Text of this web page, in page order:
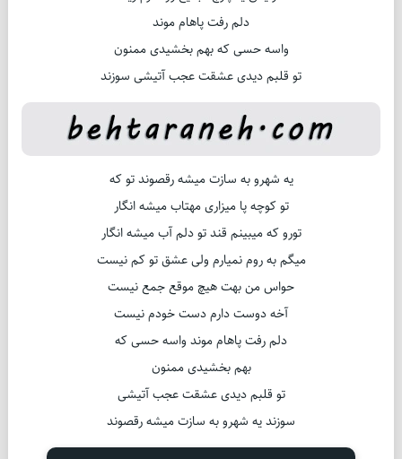
دلم رفت پاهام موند
واسه حسی که بهم بخشیدی ممنون
تو قلبم دیدی عشقت عجب آتیشی سوزند
یه شهرو به سازت میشه رقصوند تو که
تو کوچه پا میزاری مهتاب میشه انگار
تورو که میبینم قند تو دلم آب میشه انگار
میگم به روم نمیارم ولی عشق تو کم نیست
حواس من بهت هیچ موقع جمع نیست
آخه دوست دارم دست خودم نیست
دلم رفت پاهام موند واسه حسی که
بهم بخشیدی ممنون
تو قلبم دیدی عشقت عجب آتیشی
سوزند یه شهرو به سازت میشه رقصوند